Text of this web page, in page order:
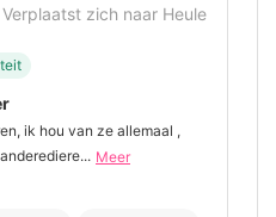
Verplaatst zich naar Heule
ik hou van ze allemaal ,
Meer